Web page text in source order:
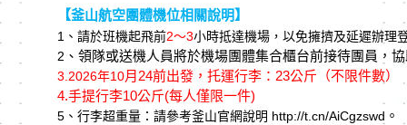
【釜山航空團體機位相關說明】
1、請於班機起⾶前2～3⼩時抵達機場，以免擁擠及延遲辦理
2 、領隊或送機⼈員將於機場團體集合櫃台前接待團員，
3.2026年10月24前出發，托運行李：23公斤（不限件數）
4.手提行李10公斤(每人僅限一件)
5、行李超重量：請參考釜⼭官網說明 http://t.cn/AiCgzswd 。